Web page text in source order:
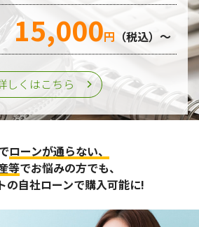
15,000円 （税込）～
しくはこちら
ローンが通らない、
等でお悩みの方でも、
の自社ローンで購入可能に!